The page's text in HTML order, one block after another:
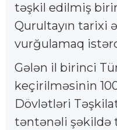
təşkil edilmiş
Qurultayın tarixi
vurğulamaq
Gələn il birinci
keçirilməsinin
Dövlətləri
təntənəli şəkildə